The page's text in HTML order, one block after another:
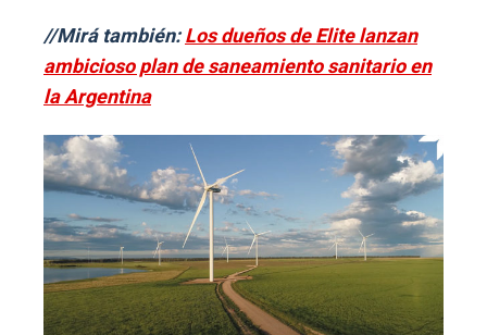
//Mirá también:Los dueños de Elite lanzan
ambicioso plan de saneamiento sanitario en
la Argentina